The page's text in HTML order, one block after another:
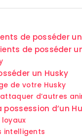
de posséder
de posséder
un Husky
de votre Husky
d’autres
d’un
loyaux
intelligents